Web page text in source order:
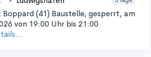
Boppard (41) Baustelle, gesperrt, am
von 19:00 Uhr bis 21:00